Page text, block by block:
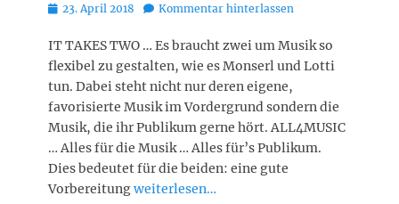
Posted
23. April 2018 Kommentar hinterlassen
IT TAKES TWO … Es braucht zwei um Musik so
flexibel zu gestalten, wie es Monserl und Lotti
tun. Dabei steht nicht nur deren eigene,
favorisierte Musik im Vordergrund sondern die
Musik, die ihr Publikum gerne hört. ALL4MUSIC
… Alles für die Musik … Alles für’s Publikum.
Dies bedeutet für die beiden: eine gute
Vorbereitungweiterlesen…